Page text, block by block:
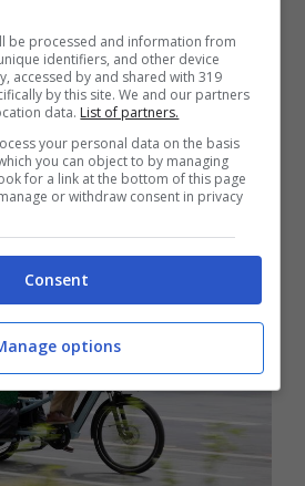
automaticamente da una
così l’autonomia. Il tutto
un cambio Shimano Deore
R500
be processed and information from
identifiers, and other device
accessed by and shared with 319
by this site. We and our partners
data. List of partners.
your personal data on the basis
you can object to by managing
for a link at the bottom of this page
or withdraw consent in privacy
Consent
options